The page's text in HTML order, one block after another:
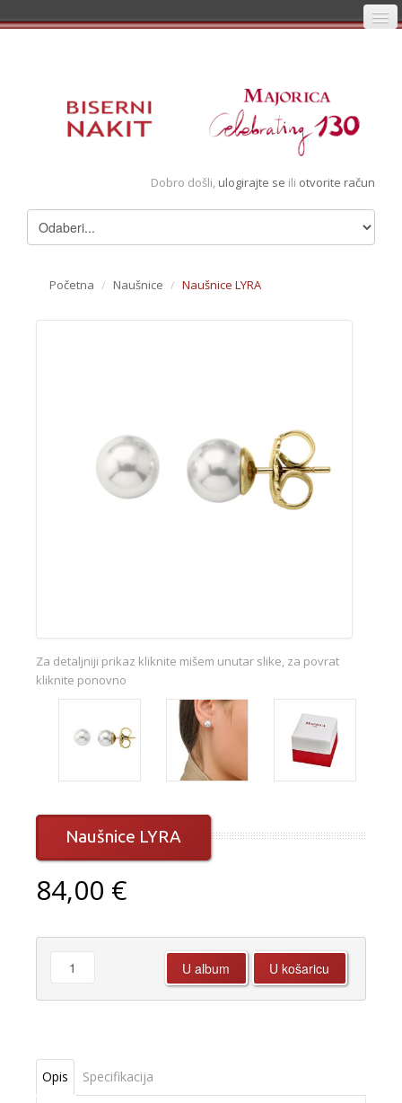
Registracija
Pregledani artikli
Dobro došli, ulogirajte se ili otvorite račun
Početna / Naušnice / Naušnice LYRA
Za detaljniji prikaz kliknite mišem unutar slike, za povrat
kliknite ponovno
Naušnice LYRA
84,00 €
Opis Specifikacija